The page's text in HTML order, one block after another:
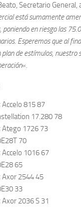
Secretario General,
está sumamente
poniendo en riesgo las
Esperemos que al
de estímulos, nuestro
«.
815 87
17.280 78
1726 73
70
1016 67
65
2544 45
33
2036 S 31